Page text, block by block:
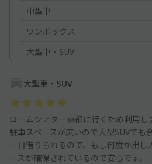
中型車
ワンボックス
大型車・SUV
大型車・SUV
ロームシアター京都に行くため利用し
駐車スペースが広いので大型SUVでも
一日借りられるので、もし何度か出し
ースが確保されているので安心です。